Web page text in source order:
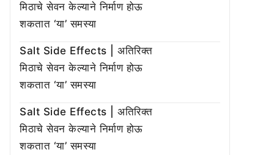
मिठाचे सेवन केल्याने निर्माण होऊ
शकतात ‘या’ समस्या
Salt Side Effects | अतिरिक्त
मिठाचे सेवन केल्याने निर्माण होऊ
शकतात ‘या’ समस्या
Salt Side Effects | अतिरिक्त
मिठाचे सेवन केल्याने निर्माण होऊ
शकतात ‘या’ समस्या